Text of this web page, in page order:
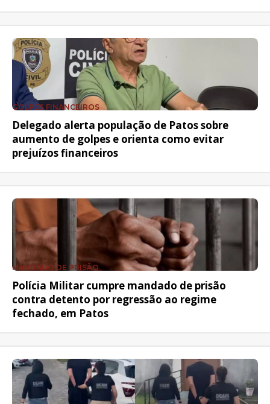
GOLPES FINANCEIROS
Delegado alerta população de Patos sobre
aumento de golpes e orienta como evitar
prejuízos financeiros
MANDADO DE PRISÃO
Polícia Militar cumpre mandado de prisão
contra detento por regressão ao regime
fechado, em Patos